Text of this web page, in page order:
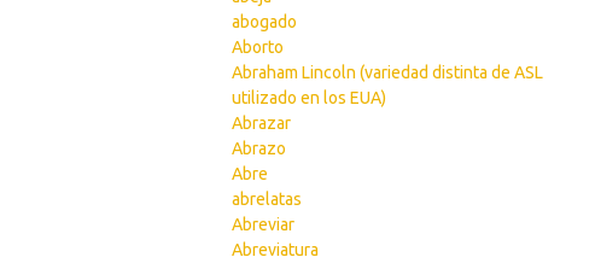
abogado
Aborto
Abraham Lincoln (variedad distinta de ASL
utilizado en los EUA)
Abrazar
Abrazo
Abre
abrelatas
Abreviar
Abreviatura